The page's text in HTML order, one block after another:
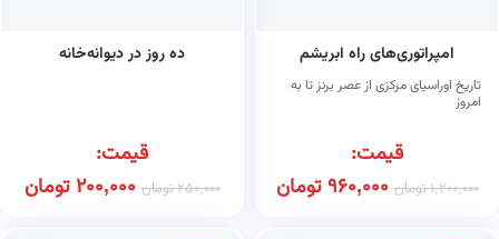
امپراتوری‌های راه ابریشم
تاریخ اوراسیای مرکزی از عصر برنز تا به
امروز
قیمت:
1,200,000تومان 960,000تومان
ده روز در دیوانه‌خانه
قیمت:
250,000تومان 200,000تومان